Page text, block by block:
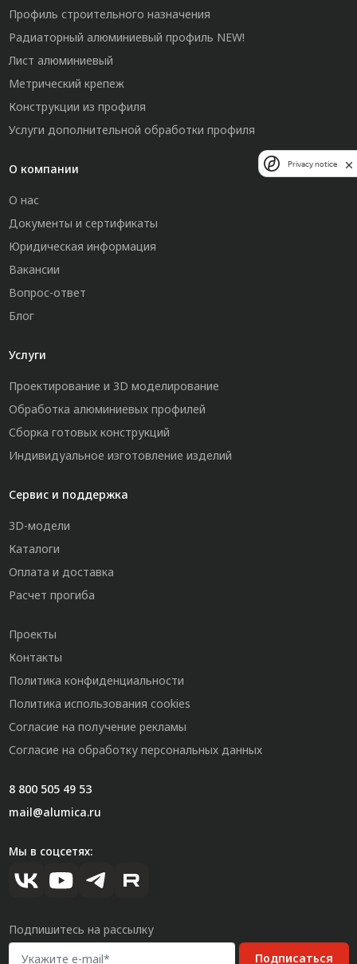
Профиль строительного назначения
Радиаторный алюминиевый профиль NEW!
Лист алюминиевый
Метрический крепеж
Конструкции из профиля
Услуги дополнительной обработки профиля
О компании
О нас
Документы и сертификаты
Юридическая информация
Вакансии
Вопрос-ответ
Блог
Услуги
Проектирование и 3D моделирование
Обработка алюминиевых профилей
Сборка готовых конструкций
Индивидуальное изготовление изделий
Сервис и поддержка
3D-модели
Каталоги
Оплата и доставка
Расчет прогиба
Проекты
Контакты
Политика конфиденциальности
Политика использования cookies
Согласие на получение рекламы
Согласие на обработку персональных данных
8 800 505 49 53
mail@alumica.ru
Мы в соцсетях:
Подпишитесь на рассылку
Подписаться
Privacy notice